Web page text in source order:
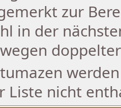
zur
in der
Liste nicht